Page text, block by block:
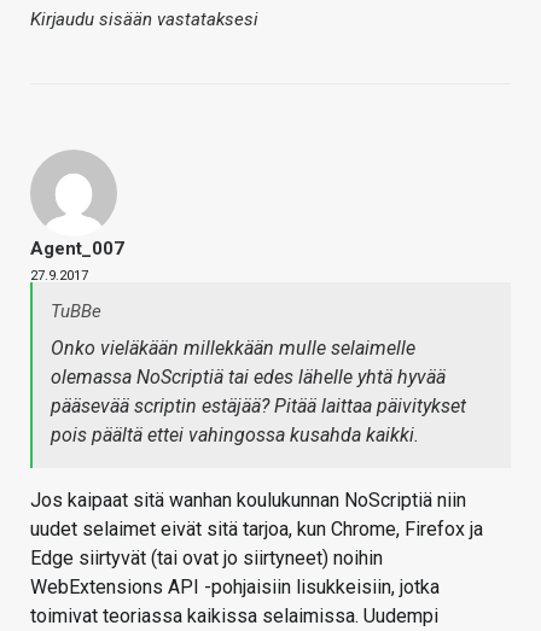
Kirjaudu sisään vastataksesi
Agent_007
27.9.2017
TuBBe
Onko vieläkään millekkään mulle selaimelle
olemassa NoScriptiä tai edes lähelle yhtä hyvää
pääsevää scriptin estäjää? Pitää laittaa päivitykset
pois päältä ettei vahingossa kusahda kaikki.
Jos kaipaat sitä wanhan koulukunnan NoScriptiä niin
uudet selaimet eivät sitä tarjoa, kun Chrome, Firefox ja
Edge siirtyvät (tai ovat jo siirtyneet) noihin
WebExtensions API -pohjaisiin lisukkeisiin, jotka
toimivat teoriassa kaikissa selaimissa. Uudempi